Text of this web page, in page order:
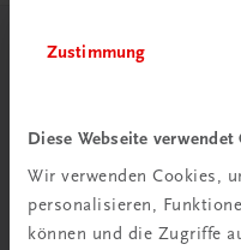
Zustimmung
Diese Webseite verwendet
Wir verwenden Cookies,
personalisieren,
können und die Zugriffe
Herzlich